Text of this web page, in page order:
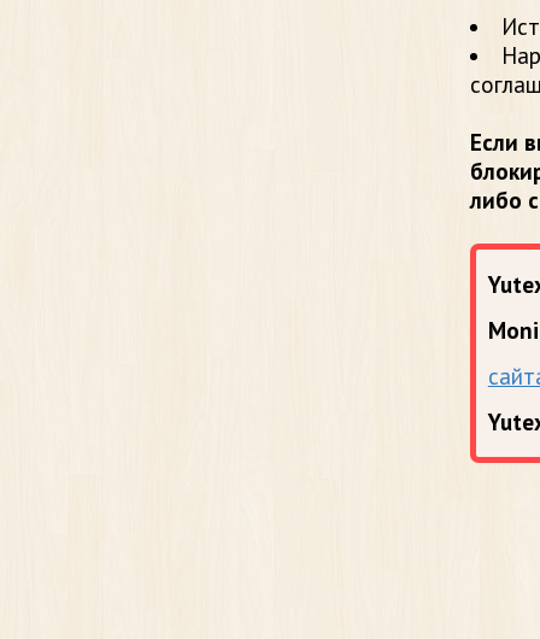
Если
либо